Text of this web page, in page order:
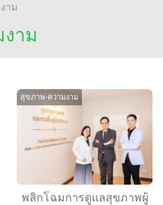
าม
าม
สุขภาพ-ความงาม
พลิกโฉมการดูแลสุขภาพผู้